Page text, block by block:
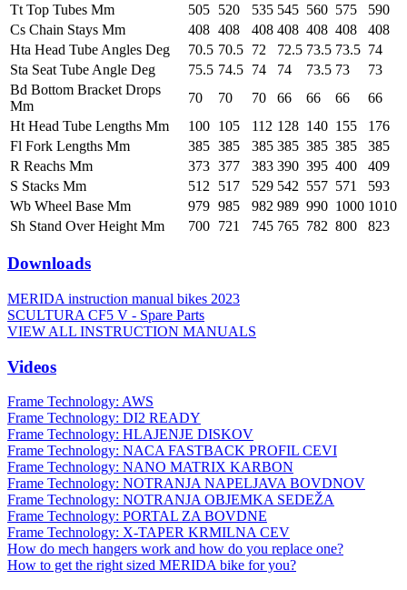
Tt Top Tubes Mm
505 520 535 545 560 575
590
Cs Chain Stays Mm
408 408 408 408 408 408
408
Hta Head Tube Angles Deg
70.5 70.5 72 72.5 73.5 73.5 74
Sta Seat Tube Angle Deg
75.5 74.5 74 74 73.5 73
73
Bd Bottom Bracket Drops
Mm
70 70 70 66 66 66
66
Ht Head Tube Lengths Mm
100 105 112 128 140 155
176
Fl Fork Lengths Mm
385 385 385 385 385 385
385
R Reachs Mm
373 377 383 390 395 400
409
S Stacks Mm
512 517 529 542 557 571
593
Wb Wheel Base Mm
979 985 982 989 990 1000 1010
Sh Stand Over Height Mm
700 721 745 765 782 800 823
Downloads
MERIDA instruction manual bikes 2023
SCULTURA CF5 V - Spare Parts
VIEW ALL INSTRUCTION MANUALS
Videos
Frame Technology: AWS
Frame Technology: DI2 READY
Frame Technology: HLAJENJE DISKOV
Frame Technology: NACA FASTBACK PROFIL CEVI
Frame Technology: NANO MATRIX KARBON
Frame Technology: NOTRANJA NAPELJAVA BOVDNOV
Frame Technology: NOTRANJA OBJEMKA SEDEŽA
Frame Technology: PORTAL ZA BOVDNE
Frame Technology: X-TAPER KRMILNA CEV
How do mech hangers work and how do you replace one?
How to get the right sized MERIDA bike for you?